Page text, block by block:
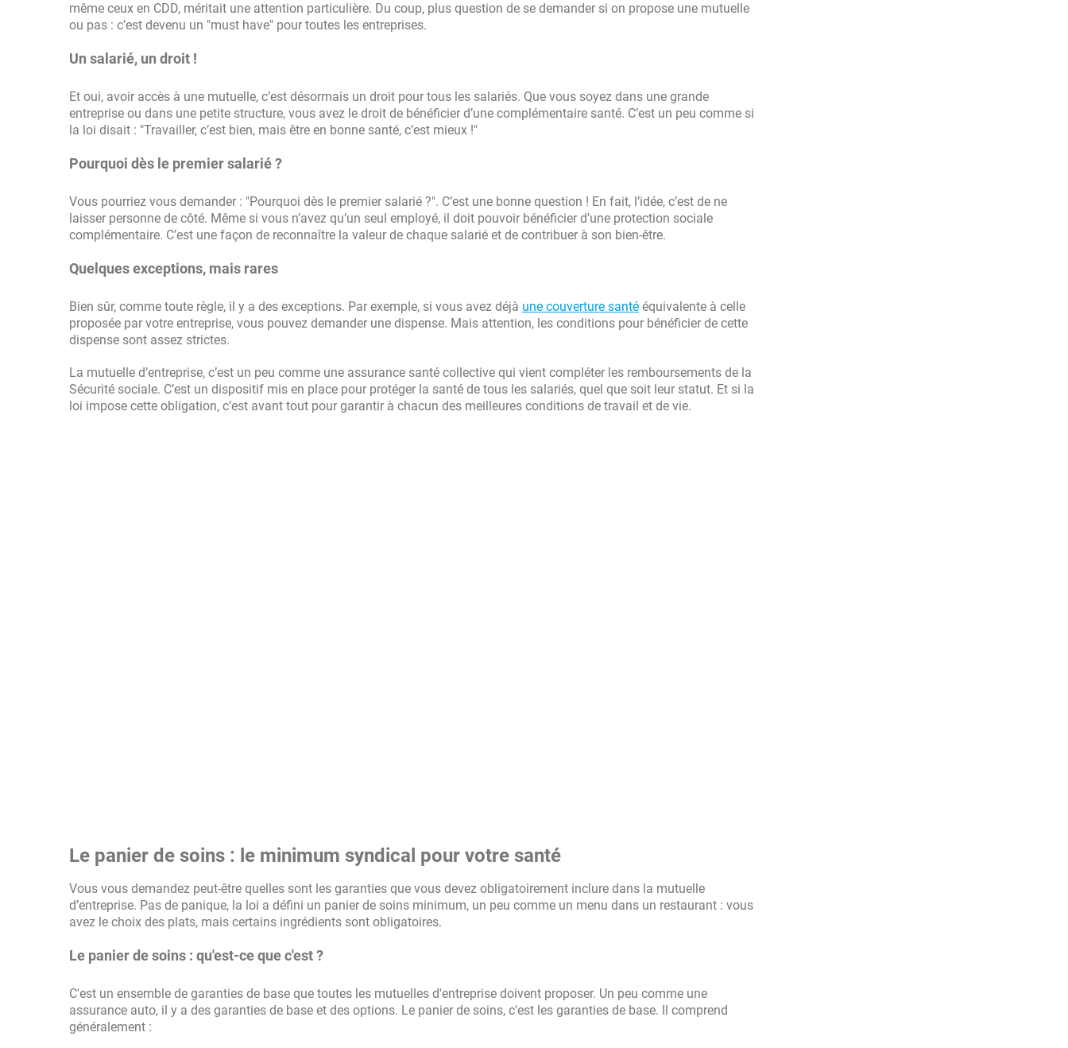
même ceux en CDD, méritait une attention particulière. Du coup, plus question de se demander si on propose une mutuelle
ou pas : c’est devenu un "must have" pour toutes les entreprises.
Un salarié, un droit !
Et oui, avoir accès à une mutuelle, c’est désormais un droit pour tous les salariés. Que vous soyez dans une grande
entreprise ou dans une petite structure, vous avez le droit de bénéficier d’une complémentaire santé. C’est un peu comme si
la loi disait : "Travailler, c’est bien, mais être en bonne santé, c’est mieux !"
Pourquoi dès le premier salarié ?
Vous pourriez vous demander : "Pourquoi dès le premier salarié ?". C’est une bonne question ! En fait, l’idée, c’est de ne
laisser personne de côté. Même si vous n’avez qu’un seul employé, il doit pouvoir bénéficier d’une protection sociale
complémentaire. C’est une façon de reconnaître la valeur de chaque salarié et de contribuer à son bien-être.
Quelques exceptions, mais rares
Bien sûr, comme toute règle, il y a des exceptions. Par exemple, si vous avez déjà une couverture santé équivalente à celle
proposée par votre entreprise, vous pouvez demander une dispense. Mais attention, les conditions pour bénéficier de cette
dispense sont assez strictes.
La mutuelle d’entreprise, c’est un peu comme une assurance santé collective qui vient compléter les remboursements de la
Sécurité sociale. C’est un dispositif mis en place pour protéger la santé de tous les salariés, quel que soit leur statut. Et si la
loi impose cette obligation, c’est avant tout pour garantir à chacun des meilleures conditions de travail et de vie.
Le panier de soins : le minimum syndical pour votre santé
Vous vous demandez peut-être quelles sont les garanties que vous devez obligatoirement inclure dans la mutuelle
d’entreprise. Pas de panique, la loi a défini un panier de soins minimum, un peu comme un menu dans un restaurant : vous
avez le choix des plats, mais certains ingrédients sont obligatoires.
Le panier de soins : qu'est-ce que c'est ?
C'est un ensemble de garanties de base que toutes les mutuelles d'entreprise doivent proposer. Un peu comme une
assurance auto, il y a des garanties de base et des options. Le panier de soins, c'est les garanties de base. Il comprend
généralement :